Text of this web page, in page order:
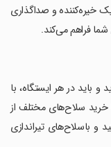
خیره‌کننده و صداگذاری
شما فراهم می‌کند.
باید در هر ایستگاه، با
خرید سلاح‌های مختلف از
باسلاح‌های تیراندازی